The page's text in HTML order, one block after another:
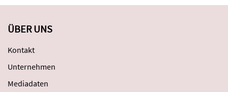
ÜBER UNS
Kontakt
Unternehmen
Mediadaten